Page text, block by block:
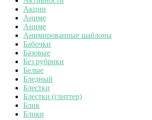
Акции
Аниме
Аниме
Анимированные шаблоны
Бабочки
Базовые
Без рубрики
Белые
Бледный
Блестки
Блестки (глиттер)
Блик
Блики